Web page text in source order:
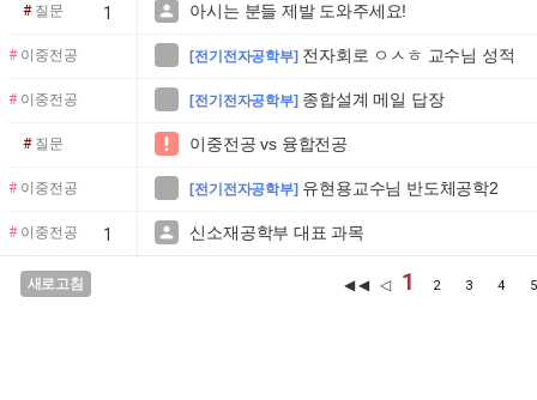
#질문 1  아시는 분들 제발 도와주세요!
#이중전공 [전기전자공학부]전자회로 ㅇㅅㅎ 교수님 성적
#이중전공 [전기전자공학부]종합설계 메일 답장
#질문  이중전공 vs 융합전공
#이중전공 [전기전자공학부]유현용교수님 반도체공학2
#이중전공 1  신소재공학부 대표 과목
새로고침 ◀◀ ◁ 1 2 3 4